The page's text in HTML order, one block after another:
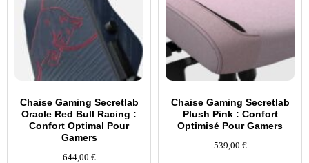
Chaise Gaming Secretlab
Oracle Red Bull Racing :
Confort Optimal Pour
Gamers
644,00 €
Chaise Gaming Secretlab
Plush Pink : Confort
Optimisé Pour Gamers
539,00 €